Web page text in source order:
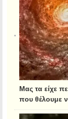
Μας τα είχε
που θέλουμε